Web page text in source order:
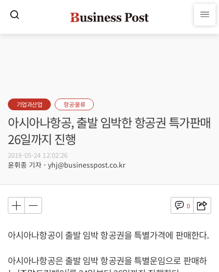
기업과산업 항공·물류
아시아나항공, 출발 임박한 항공권 특가판매
26일까지 진행
2019-05-24 12:02:26
윤휘종 기자 - yhj@businesspost.co.kr
0
아시아나항공이 출발 임박 항공권을 특별가격에 판매한다.
아시아나항공은 출발 임박 항공권을 특별운임으로 판매하